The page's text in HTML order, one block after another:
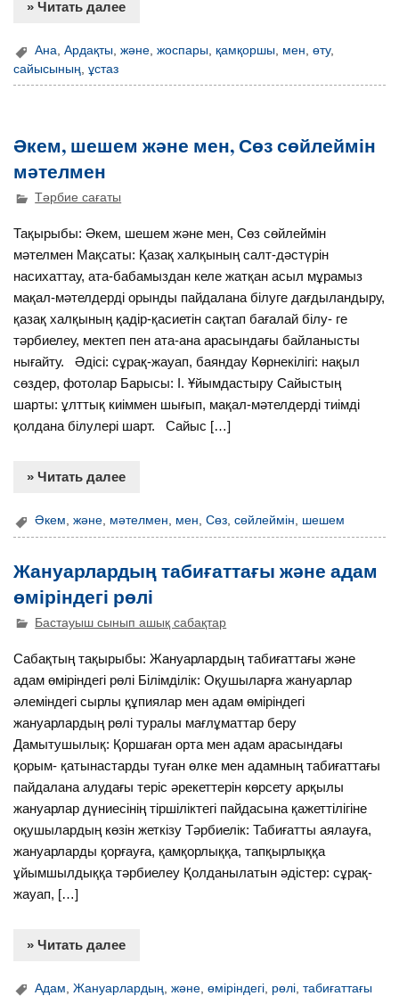
» Читать далее
Ана,Ардақты,және,жоспары, қамқоршы, мен,өту,
сайысының ,ұстаз
Әкем, шешем және мен, Сөз сөйлеймін
мәтелмен
Тәрбие сағаты
Тақырыбы: Әкем, шешем және мен, Сөз сөйлеймін
мәтелмен Мақсаты: Қазақ халқының салт-дәстүрін
насихаттау, ата-бабамыздан келе жатқан асыл мұрамыз
мақал-мәтелдерді орынды пайдалана білуге дағдыландыру,
қазақ халқының қадір-қасиетін сақтап бағалай білу- ге
тәрбиелеу, мектеп пен ата-ана арасындағы байланысты
нығайту. Әдісі: сұрақ-жауап, баяндау Көрнекілігі: нақыл
сөздер, фотолар Барысы: І. Ұйымдастыру Сайыстың
шарты: ұлттық киіммен шығып, мақал-мәтелдерді тиімді
қолдана білулері шарт. Сайыс […]
» Читать далее
Әкем,және, мәтелмен, мен,Сөз,сөйлеймін, шешем
Жануарлардың табиғаттағы және адам
өміріндегі рөлі
Бастауыш сынып ашық сабақтар
Сабақтың тақырыбы: Жануарлардың табиғаттағы және
адам өміріндегі рөлі Білімділік: Оқушыларға жануарлар
әлеміндегі сырлы құпиялар мен адам өміріндегі
жануарлардың рөлі туралы мағлұматтар беру
Дамытушылық: Қоршаған орта мен адам арасындағы
қорым- қатынастарды туған өлке мен адамның табиғаттағы
пайдалана алудағы теріс әрекеттерін көрсету арқылы
жануарлар дүниесінің тіршіліктегі пайдасына қажеттілігіне
оқушылардың көзін жеткізу Тәрбиелік: Табиғатты аялауға,
жануарларды қорғауға, қамқорлыққа, тапқырлыққа
ұйымшылдыққа тәрбиелеу Қолданылатын әдістер: сұрақ-
жауап, […]
» Читать далее
Адам ,Жануарлардың ,және ,өміріндегі рөлі ,табиғаттағы